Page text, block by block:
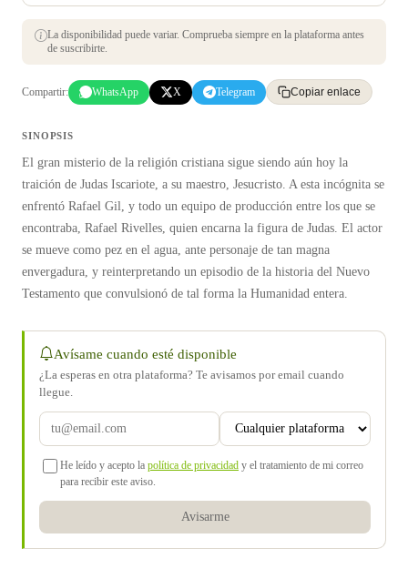
La disponibilidad puede variar. Comprueba siempre en la plataforma antes
de suscribirte.
Compartir: WhatsApp X Telegram Copiar enlace
SINOPSIS
El gran misterio de la religión cristiana sigue siendo aún hoy la
traición de Judas Iscariote, a su maestro, Jesucristo. A esta incógnita se
enfrentó Rafael Gil, y todo un equipo de producción entre los que se
encontraba, Rafael Rivelles, quien encarna la figura de Judas. El actor
se mueve como pez en el agua, ante personaje de tan magna
envergadura, y reinterpretando un episodio de la historia del Nuevo
Testamento que convulsionó de tal forma la Humanidad entera.
Avísame cuando esté disponible
¿La esperas en otra plataforma? Te avisamos por email cuando
llegue.
He leído y acepto la política de privacidad y el tratamiento de mi correo
para recibir este aviso.
Avisarme